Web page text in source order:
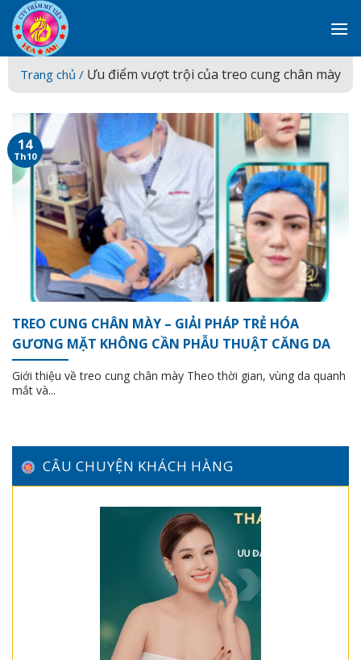
Skip
to
content
Trang chủ / Ưu điểm vượt trội của treo cung chân mày
TREO CUNG CHÂN MÀY – GIẢI PHÁP TRẺ HÓA
GƯƠNG MẶT KHÔNG CẦN PHẪU THUẬT CĂNG DA
Giới thiệu về treo cung chân mày Theo thời gian, vùng da quanh
mắt và...
14
Th10
CÂU CHUYỆN KHÁCH HÀNG